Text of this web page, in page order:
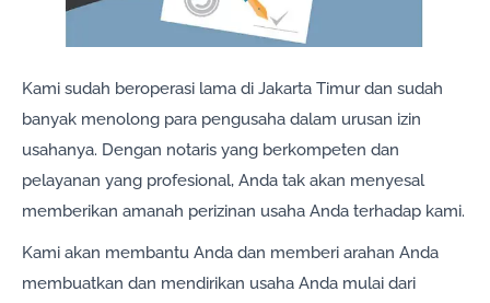
Kami sudah beroperasi lama di Jakarta Timur dan sudah
banyak menolong para pengusaha dalam urusan izin
usahanya. Dengan notaris yang berkompeten dan
pelayanan yang profesional, Anda tak akan menyesal
memberikan amanah perizinan usaha Anda terhadap kami.
Kami akan membantu Anda dan memberi arahan Anda
membuatkan dan mendirikan usaha Anda mulai dari